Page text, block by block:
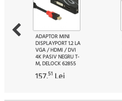
ADAPTOR MINI
DISPLAYPORT 1.2 LA
VGA / HDMI / DVI
4K PASIV NEGRU T-
M, DELOCK 62855
157.51 Lei